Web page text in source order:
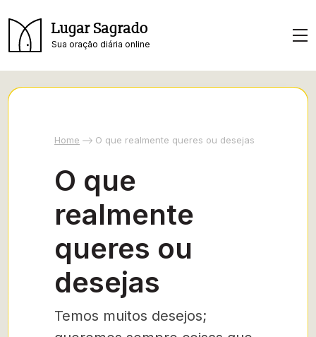
Lugar Sagrado
Sua oração diária online
Home O que realmente queres ou desejas
O que
realmente
queres ou
desejas
Temos muitos desejos;